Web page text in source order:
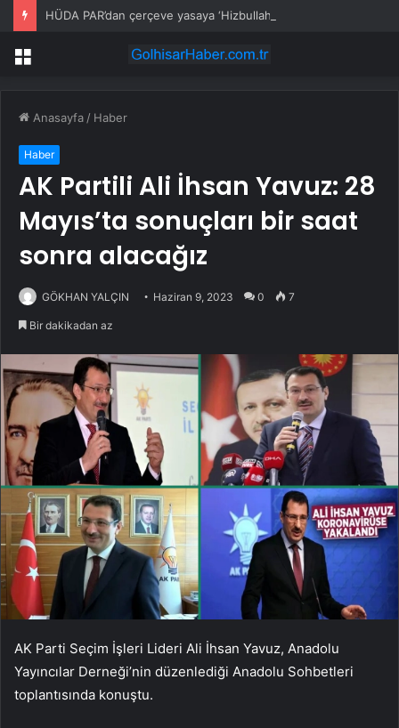
HÜDA PAR’dan çerçeve yasaya ‘Hizbullah’ önerisi
Menü
Anasayfa / Haber
Haber
AK Partili Ali İhsan Yavuz: 28
Mayıs’ta sonuçları bir saat
sonra alacağız
GÖKHAN YALÇIN Haziran 9, 2023 0 7
Bir dakikadan az
AK Parti Seçim İşleri Lideri Ali İhsan Yavuz, Anadolu
Yayıncılar Derneği’nin düzenlediği Anadolu Sohbetleri
toplantısında konuştu.